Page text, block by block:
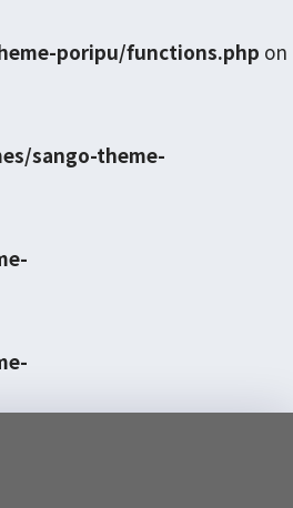
poripu/functions.php on
sango-theme-